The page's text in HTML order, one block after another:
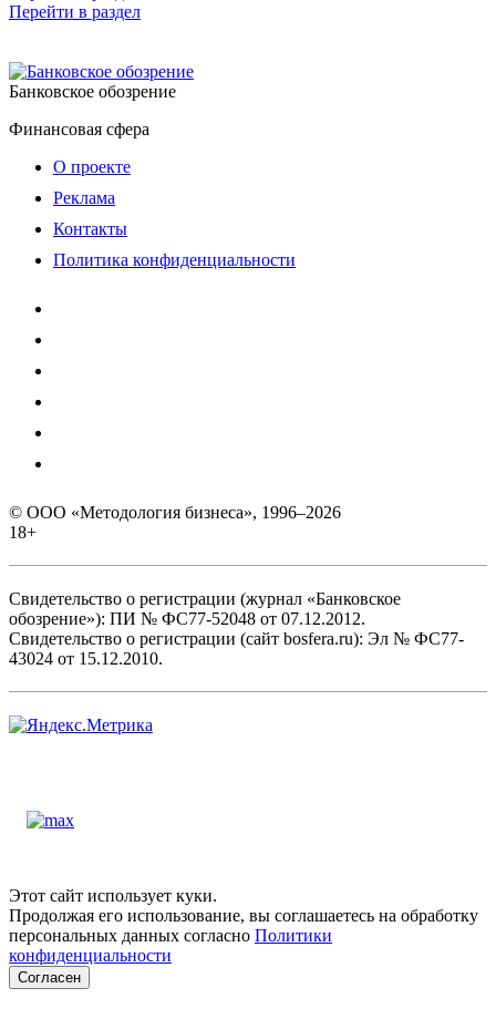
Перейти в раздел
Банковское обозрение
Финансовая сфера
О проекте
Реклама
Контакты
Политика конфиденциальности
© ООО «Методология бизнеса», 1996–2026
18+
Свидетельство о регистрации (журнал «Банковское
обозрение»): ПИ № ФС77-52048 от 07.12.2012.
Свидетельство о регистрации (сайт bosfera.ru): Эл № ФС77-
43024 от 15.12.2010.
Этот сайт использует куки.
Продолжая его использование, вы соглашаетесь на обработку
персональных данных согласно Политики
конфиденциальности
Согласен